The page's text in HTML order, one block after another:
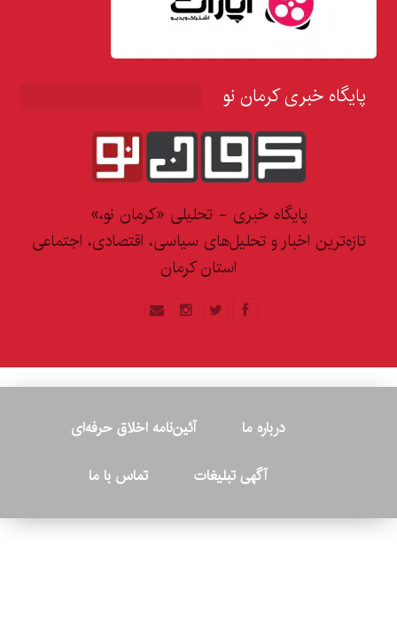
پایگاه خبری کرمان نو
پایگاه خبری - تحلیلی «کرمان نو،»
تازه‌ترین اخبار و تحلیل‌های سیاسی، اقتصادی، اجتماعی
استان کرمان
درباره ما
آئین‌نامه اخلاق حرفه‌ای
آگهی تبلیغات
تماس با ما